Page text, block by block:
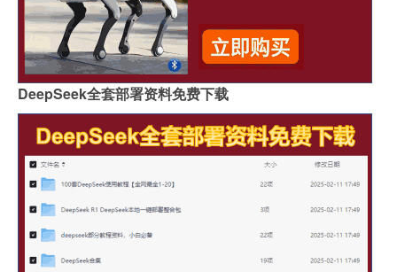
DeepSeek全套部署资料免费下载